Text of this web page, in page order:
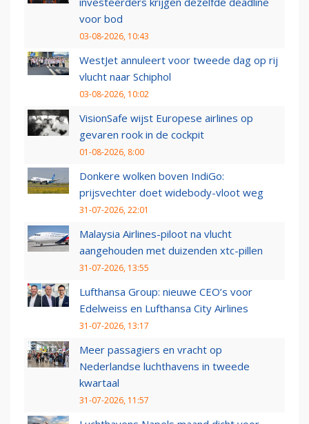
voor bod
03-08-2026, 10:43
WestJet annuleert voor tweede dag op rij
vlucht naar Schiphol
03-08-2026, 10:02
VisionSafe wijst Europese airlines op
gevaren rook in de cockpit
01-08-2026, 8:00
Donkere wolken boven IndiGo:
prijsvechter doet widebody-vloot weg
31-07-2026, 22:01
Malaysia Airlines-piloot na vlucht
aangehouden met duizenden xtc-pillen
31-07-2026, 13:55
Lufthansa Group: nieuwe CEO’s voor
Edelweiss en Lufthansa City Airlines
31-07-2026, 13:17
Meer passagiers en vracht op
Nederlandse luchthavens in tweede
kwartaal
31-07-2026, 11:57